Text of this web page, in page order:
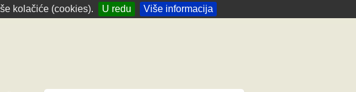
kolačiće (cookies). U redu Više informacija